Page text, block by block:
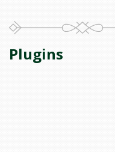
Plugins